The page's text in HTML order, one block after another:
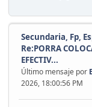
Secundaria, Fp,
Re:PORRA
EFECTIV...
Último mensaje por
2026, 18:00:56 PM